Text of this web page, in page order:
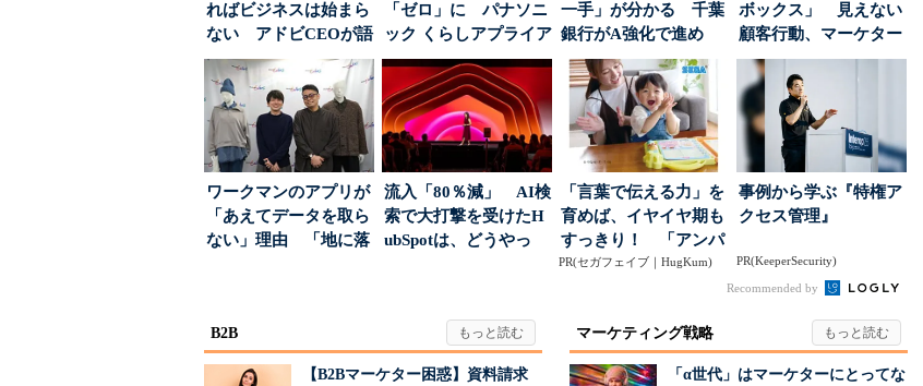
ればビジネスは始まら
ない アドビCEOが語
った、AIエージ...
「ゼロ」に パナソニ
ック くらしアプライア
ンス社が挑んだVo...
一手」が分かる 千葉
銀行がA強化で進め
る“One to On...
ボックス」 見えない
顧客行動、マーケター
に残された打ち...
ワークマンのアプリが
「あえてデータを取ら
ない」理由 「地に落
流入「80％減」 AI検
索で大打撃を受けたH
ubSpotは、どうやっ
「言葉で伝える力」を
育めば、イヤイヤ期も
すっきり！ 「アンパ
ンマン ことばずかん...
PR(セガフェイブ｜HugKum)
事例から学ぶ『特権ア
クセス管理』
PR(KeeperSecurity)
Recommended by
B2B
【B2Bマーケター困惑】資料請求
マーケティング戦略
「α世代」はマーケターにとってな